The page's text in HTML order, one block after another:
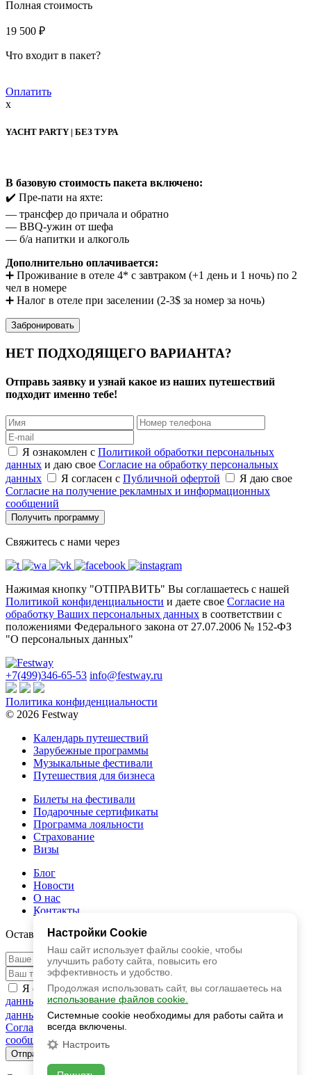
Полная стоимость
19 500 ₽
Что входит в пакет?
Оплатить
x
YACHT PARTY | БЕЗ ТУРА
В базовую стоимость пакета включено:
✔️ Пре-пати на яхте:
— трансфер до причала и обратно
— BBQ-ужин от шефа
— б/а напитки и алкоголь
Дополнительно оплачивается:
➕ Проживание в отеле 4* с завтраком (+1 день и 1 ночь) по 2
чел в номере
➕ Налог в отеле при заселении (2-3$ за номер за ночь)
Забронировать
НЕТ ПОДХОДЯЩЕГО ВАРИАНТА?
Отправь заявку и узнай какое из наших путешествий
подходит именно тебе!
Я ознакомлен с Политикой обработки персональных
данных и даю свое Согласие на обработку персональных
данных
Я согласен с Публичной офертой
Я даю свое
Согласие на получение рекламных и информационных
сообщений
Получить программу
Свяжитесь с нами через
Нажимая кнопку "ОТПРАВИТЬ" Вы соглашаетесь с нашей
Политикой конфиденциальности и даете свое Согласие на
обработку Ваших персональных данных в соответствии с
положениями Федерального закона от 27.07.2006 № 152-ФЗ
"О персональных данных"
+7(499)346-65-53 info@festway.ru
Политика конфиденциальности
© 2026 Festway
Календарь путешествий
Зарубежные программы
Музыкальные фестивали
Путешествия для бизнеса
Билеты на фестивали
Подарочные сертификаты
Программа лояльности
Cтрахование
Визы
Блог
Новости
О нас
Контакты
Оставить заявку
Я ознакомлен сПолитикой обработки персональных
данных
и даю своеСогласие на обработку персональных
данных
Я согласен сПубличной офертой
Я даю свое
Согласие на получение рекламных и информационных
сообщений
Отправить
Настройки Cookie
Наш сайт использует файлы cookie, чтобы
улучшить работу сайта, повысить его
эффективность и удобство.
Продолжая использовать сайт, вы соглашаетесь на
использование файлов cookie.
Системные cookie необходимы для работы сайта и
всегда включены.
Настроить